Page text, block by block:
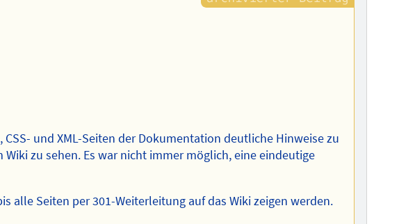
CSS- und XML-Seiten der Dokumentation deutliche Hinweise zu
zu sehen. Es war nicht immer möglich, eine eindeutige
alle Seiten per 301-Weiterleitung auf das Wiki zeigen werden.